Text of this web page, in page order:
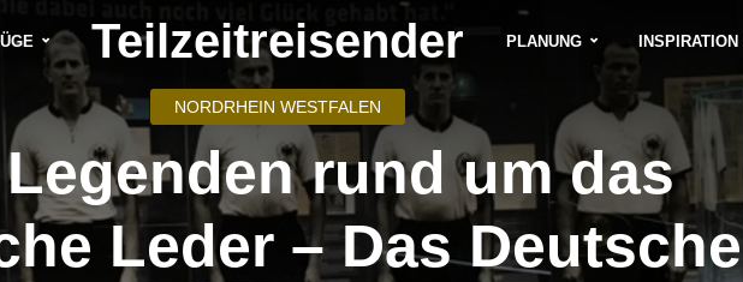
Teilzeitreisender PLANUNG INSPIRATION
NORDRHEIN WESTFALEN
rund um das
Leder – Das Deutsche